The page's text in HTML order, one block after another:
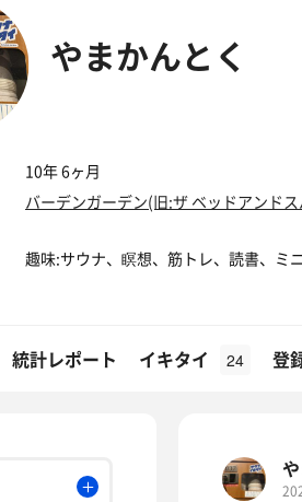
やまかんとく
10年 6ヶ月
バーデンガーデン(旧:ザ ベッドアンド
趣味:サウナ、瞑想、筋トレ、読書、ミ
統計レポート イキタイ 24 登